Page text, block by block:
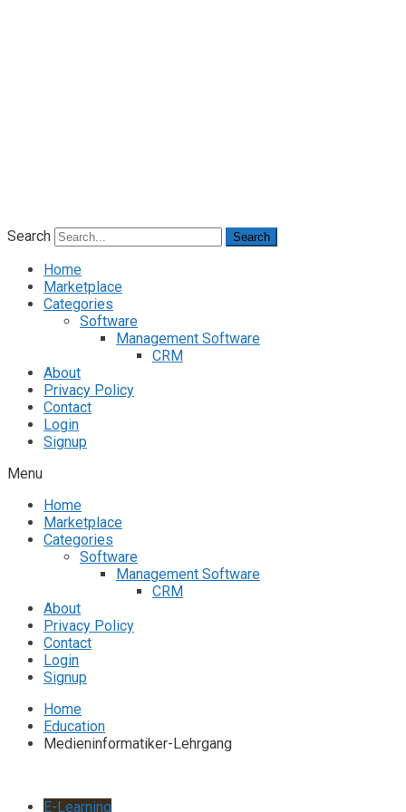
Search Search
Home
Marketplace
Categories
Software
Management Software
CRM
About
Privacy Policy
Contact
Login
Signup
Menu
Home
Marketplace
Categories
Software
Management Software
CRM
About
Privacy Policy
Contact
Login
Signup
Home
Education
Medieninformatiker-Lehrgang
E-Learning